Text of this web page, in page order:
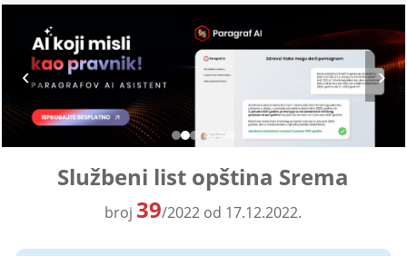
Službeni list opština Srema
broj 39/2022 od 17.12.2022.